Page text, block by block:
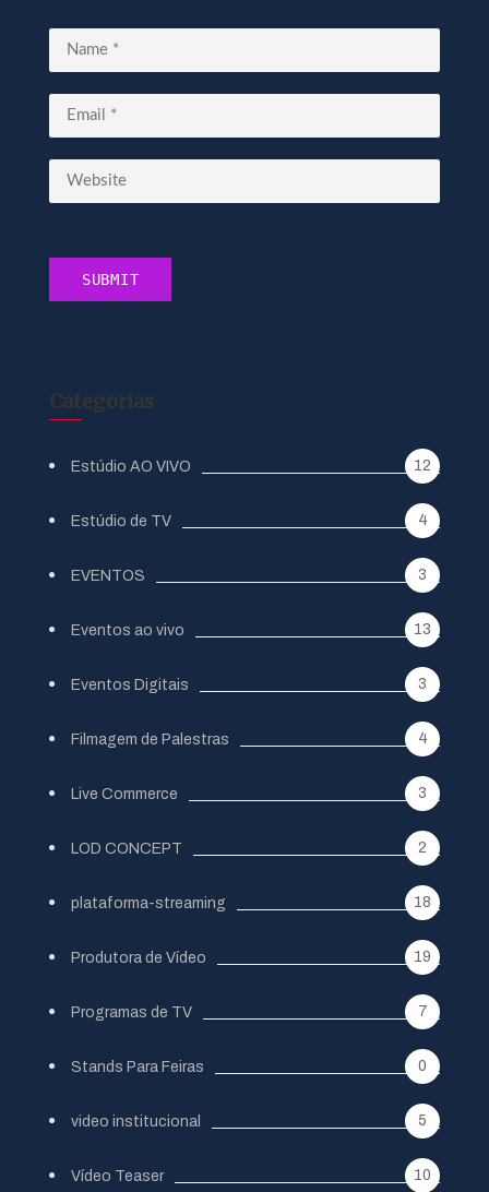
Categorias
Estúdio AO VIVO 12
Estúdio de TV 4
EVENTOS 3
Eventos ao vivo 13
Eventos Digitais 3
Filmagem de Palestras 4
Live Commerce 3
LOD CONCEPT 2
plataforma-streaming 18
Produtora de Vídeo 19
Programas de TV 7
Stands Para Feiras 0
video institucional 5
Vídeo Teaser 10